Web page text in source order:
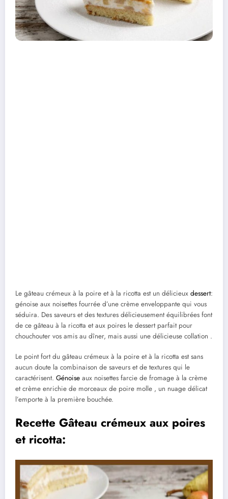
Le gâteau crémeux à la poire et à la ricotta est un délicieux dessert:
génoise aux noisettes fourrée d’une crème enveloppante qui vous
séduira. Des saveurs et des textures délicieusement équilibrées font
de ce gâteau à la ricotta et aux poires le dessert parfait pour
chouchouter vos amis au dîner, mais aussi une délicieuse collation .
Le point fort du gâteau crémeux à la poire et à la ricotta est sans
aucun doute la combinaison de saveurs et de textures qui le
caractérisent. Génoise aux noisettes farcie de fromage à la crème
et crème enrichie de morceaux de poire molle , un nuage délicat
l’emporte à la première bouchée.
Recette Gâteau crémeux aux poires
et ricotta: